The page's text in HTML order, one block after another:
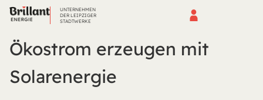
UNTERNEHMEN
DER LEIPZIGER
STADTWERKE
Ökostrom erzeugen mit
Solarenergie